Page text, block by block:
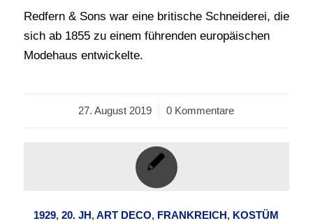
Redfern & Sons war eine britische Schneiderei, die
sich ab 1855 zu einem führenden europäischen
Modehaus entwickelte.
27. August 2019
/ 0 Kommentare
1929,20. JH,ART DECO, FRANKREICH, KOSTÜM